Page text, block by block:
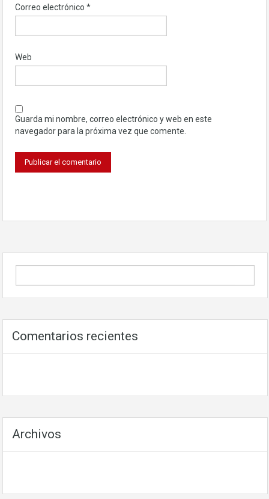
Correo electrónico *
Web
Guarda mi nombre, correo electrónico y web en este
navegador para la próxima vez que comente.
Comentarios recientes
Archivos